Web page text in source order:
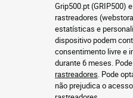
Grip500.pt (GRIP500)
rastreadores
estatísticas e
dispositivo podem
consentimento livre e
durante 6 meses.
rastreadores. Pode
não prejudica o